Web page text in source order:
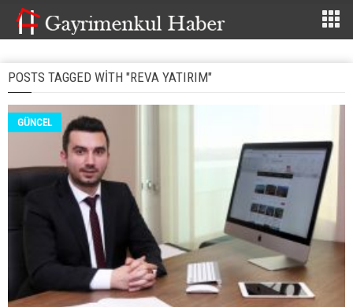
POSTS TAGGED WITH "REVA YATIRIM"
GÜNCEL